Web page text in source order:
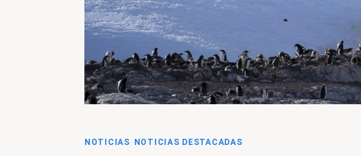
NOTICIAS NOTICIAS DESTACADAS